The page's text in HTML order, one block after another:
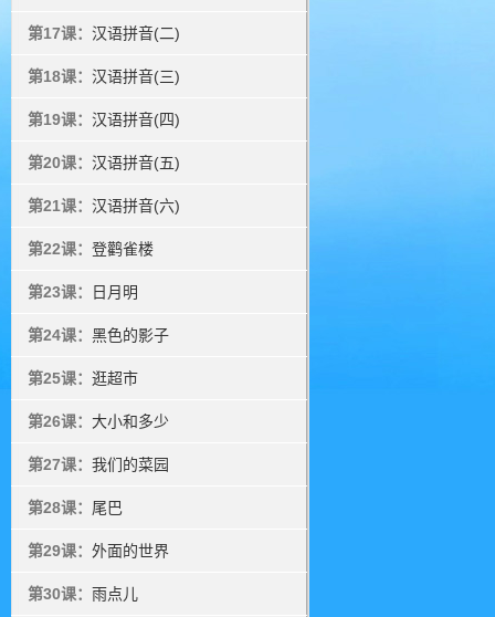
第17课： 汉语拼音(二)
第18课： 汉语拼音(三)
第19课： 汉语拼音(四)
第20课： 汉语拼音(五)
第21课： 汉语拼音(六)
第22课： 登鹳雀楼
第23课： 日月明
第24课： 黑色的影子
第25课： 逛超市
第26课： 大小和多少
第27课： 我们的菜园
第28课： 尾巴
第29课： 外面的世界
第30课： 雨点儿